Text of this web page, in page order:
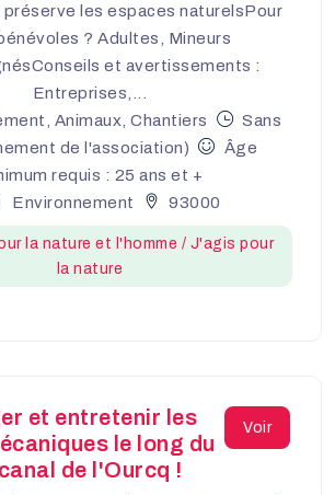
préserve les espaces naturelsPour
? Adultes, Mineurs
et avertissements :
Entreprises,...
Animaux, Chantiers
Sans
de l'association)
Âge
requis : 25 ans et +
Environnement 93000
la nature et l'homme / J'agis pour
la nature
Voir
et entretenir les
le long du
canal de l'Ourcq !